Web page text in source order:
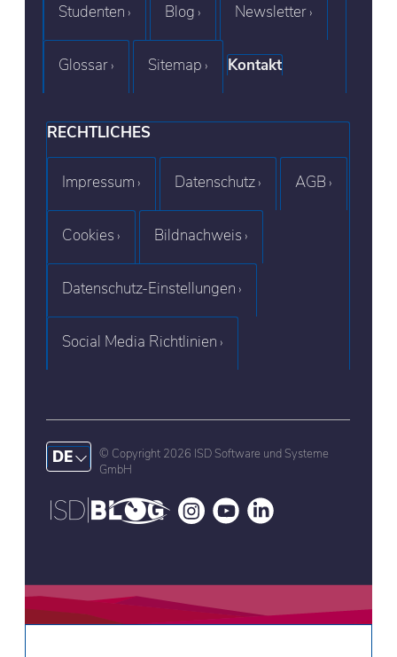
Studenten Blog Newsletter
Glossar Sitemap Kontakt
RECHTLICHES
Impressum Datenschutz AGB
Cookies Bildnachweis
Datenschutz-Einstellungen
Social Media Richtlinien
DE
© Copyright 2026 ISD Software und Systeme
GmbH